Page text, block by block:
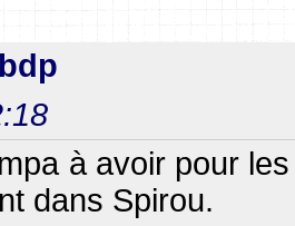
à avoir pour
dans Spirou.